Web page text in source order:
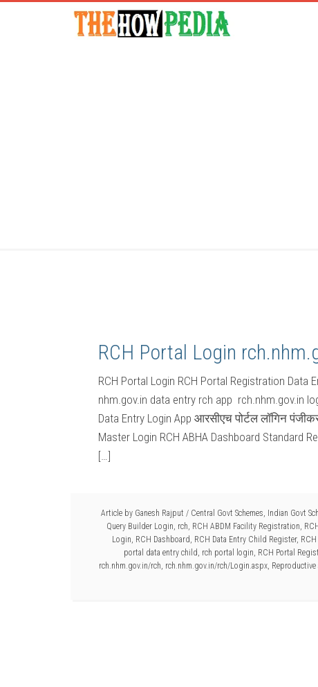
RCH Portal Login
RCH Portal Login RCH Portal Registration Data
nhm.gov.in data entry rch app rch.nhm.gov.in
Data Entry Login App आरसीएच पोर्टल लॉगिन
Master Login RCH ABHA Dashboard Standard
[…]
Article by Ganesh Rajput / Central Govt Schemes, Indian Govt
Query Builder Login, rch, RCH ABDM Facility Registration,
Login, RCH Dashboard, RCH Data Entry Child Register,
portal data entry child, rch portal login, RCH Portal
rch.nhm.gov.in/rch, rch.nhm.gov.in/rch/Login.aspx,